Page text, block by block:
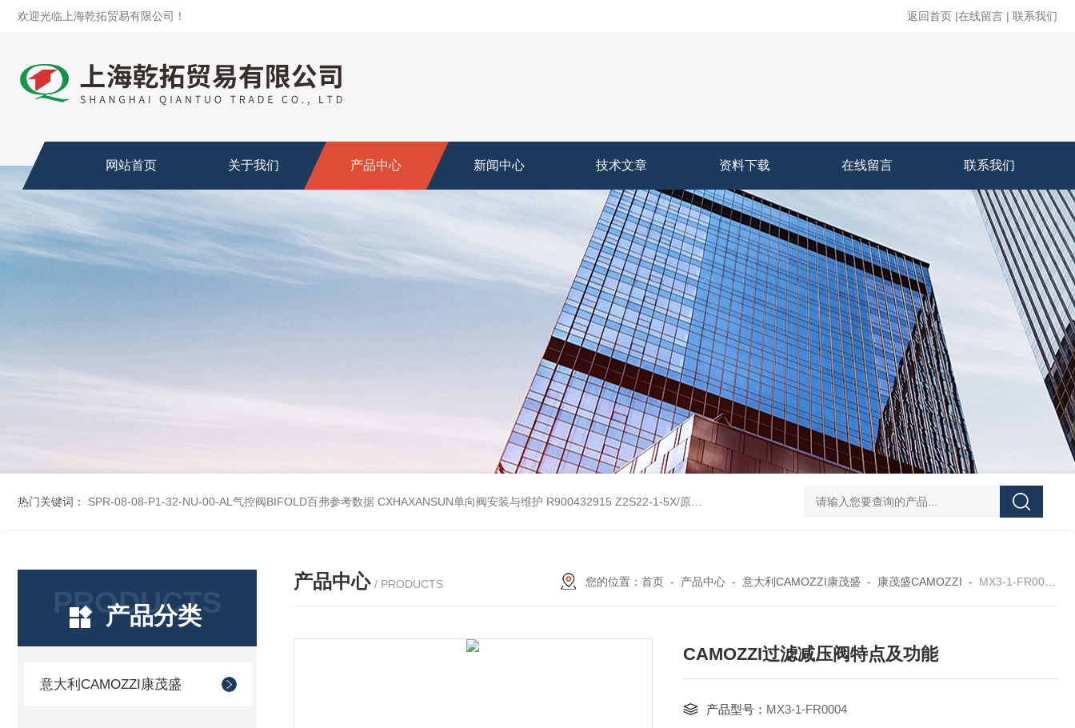
欢迎光临上海乾拓贸易有限公司！ 返回首页 |在线留言 | 联系我们
网站首页 关于我们 产品中心 新闻中心 技术文章 资料下载 在线留言 联系我们
热门关键词： SPR-08-08-P1-32-NU-00-AL气控阀BIFOLD百弗参考数据 CXHAXANSUN单向阀安装与维护 R900432915 Z2S22-1-5X/原装产品REXROTH叠加式单向阀 UPF1S-CL-12-B-W-20-EN424威格士
PRODUCTS
产品分类
意大利CAMOZZI康茂盛
产品中心 / PRODUCTS 您的位置： 首页- 产品中心- 意大利CAMOZZI康茂盛 - 康茂盛CAMOZZI - MX3-1-FR0004CAMOZZI过滤减压阀特点及功能
CAMOZZI过滤减压阀特点及功能
产品型号： MX3-1-FR0004